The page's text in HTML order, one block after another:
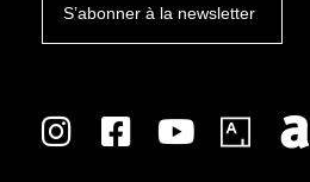
S’abonner à la newsletter